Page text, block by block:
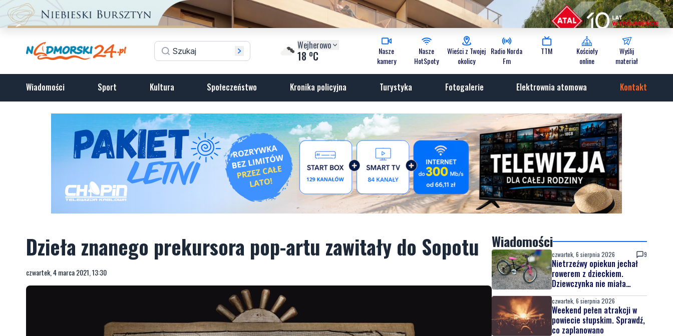
Wejherowo
18 oC
Nasze
kamery
Nasze
HotSpoty
Wieści z Twojej
okolicy
Radio Norda
Fm
TTM
Kościoły
online
Wyślij
materiał
Wiadomości Sport Kultura Społeczeństwo Kronika policyjna Turystyka Fotogalerie Elektrownia atomowa Kontakt
Dzieła znanego prekursora pop-artu zawitały do Sopotu
czwartek, 4 marca 2021, 13:30
Wiadomości
czwartek, 6 sierpnia 2026 9
Nietrzeźwy opiekun jechał
rowerem z dzieckiem.
Dziewczynka nie miała
kasku
czwartek, 6 sierpnia 2026
Weekend pełen atrakcji w
powiecie słupskim. Sprawdź,
co zaplanowano